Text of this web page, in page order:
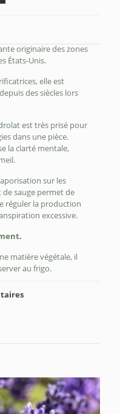
originaire des zones
États-Unis.
elle est
des siècles lors
est très prisé pour
dans une pièce.
la clarté mentale,
sur les
de sauge permet de
réguler la production
excessive.
matière végétale, il
au frigo.